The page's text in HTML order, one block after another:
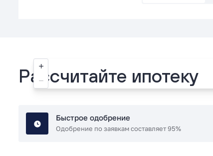
Рассчитайте ипотеку
Быстрое одобрение
Одобрение по заявкам составляет 95%